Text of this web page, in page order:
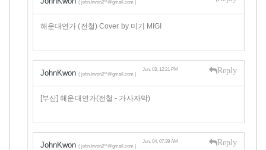
( john.kwon2**@gmail.com )
해운대연가 (전철) Cover by 미기 MIGI
JohnKwon ( john.kwon2**@gmail.com )
Jun, 03, 12:21 PM Reply
[부산] 해운대연가(전철 - 가사자막)
JohnKwon ( john.kwon2**@gmail.com )
Jun, 04, 07:39 AM Reply